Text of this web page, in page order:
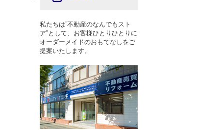
私たちは”不動産のなんでもスト
ア”として、お客様ひとりひとりに
オーダーメイドのおもてなしをご
提案いたします。